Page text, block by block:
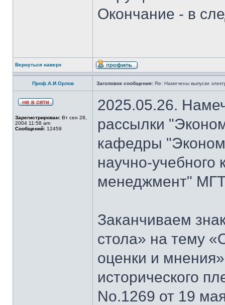
Окончание - в
Вернуться наверх
Проф.А.И.Орлов Заголовок сообщения: Re: Намечены выпуски
Зарегистрирован: Вт сен 28,
2004 11:58 am
Сообщений: 12459
2025.05.26.
рассылки
кафедры
научно-
менеджмент"
Заканчиваем
стола» на тему
оценки и
исторического
No.1269 от 19